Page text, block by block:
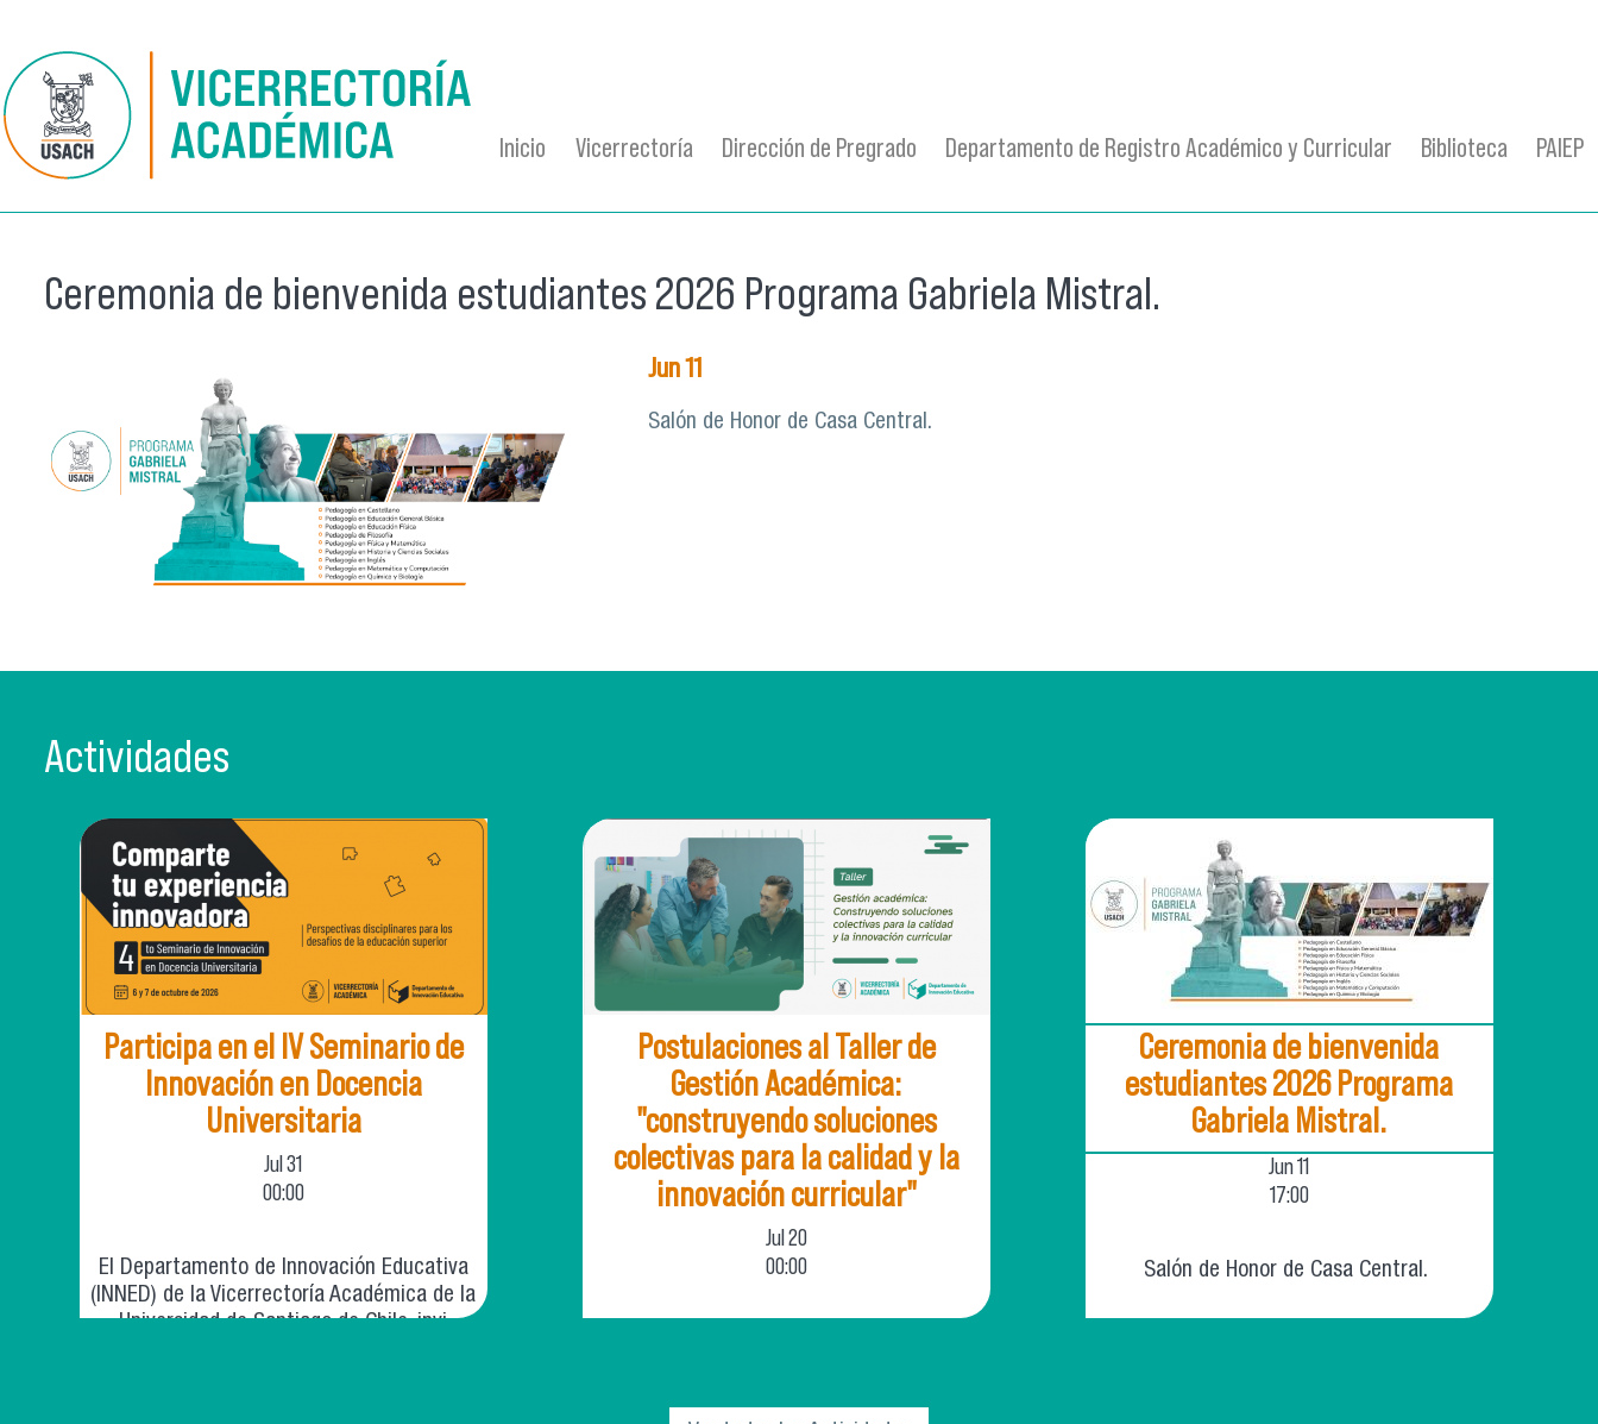
Inicio Vicerrectoría Dirección de Pregrado Departamento de Registro Académico y Curricular Biblioteca PAIEP
Ceremonia de bienvenida estudiantes 2026 Programa Gabriela Mistral.
Jun11
Salón de Honor de Casa Central.
Actividades
Participa en el IV Seminario de
Innovación en Docencia
Universitaria
Jul31
00:00
El Departamento de Innovación Educativa
(INNED) de la Vicerrectoría Académica de la
Universidad de Santiago de Chile, invi
Postulaciones al Taller de
Gestión Académica:
"construyendo soluciones
colectivas para la calidad y la
innovación curricular"
Jul20
00:00
Ceremonia de bienvenida
estudiantes 2026 Programa
Gabriela Mistral.
Jun11
17:00
Salón de Honor de Casa Central.